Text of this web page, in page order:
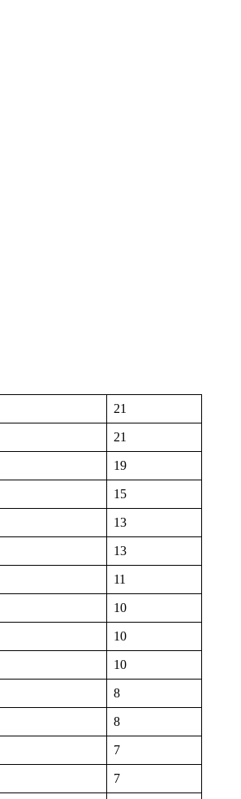
21
21
19
15
13
13
11
10
10
10
8
8
7
7